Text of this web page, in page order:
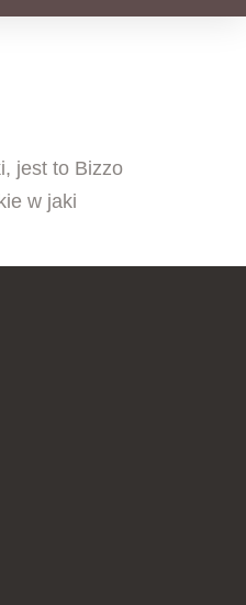
jest to Bizzo
w jaki